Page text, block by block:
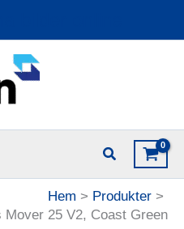
Hem
Produkter
25 V2, Coast Green